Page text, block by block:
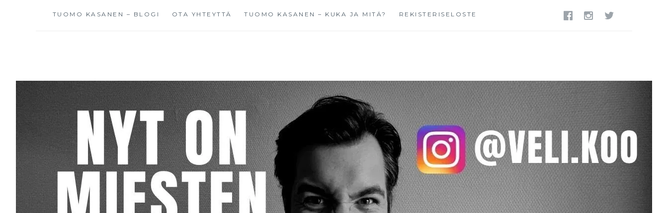
TUOMO KASANEN – BLOGI OTA YHTEYTTÄ TUOMO KASANEN – KUKA JA MITÄ? REKISTERISELOSTE